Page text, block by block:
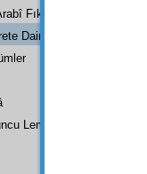
Fıkranın Kısaca Meali
Dair Arabî Fıkrası:
Lem'adan İkinci Bab